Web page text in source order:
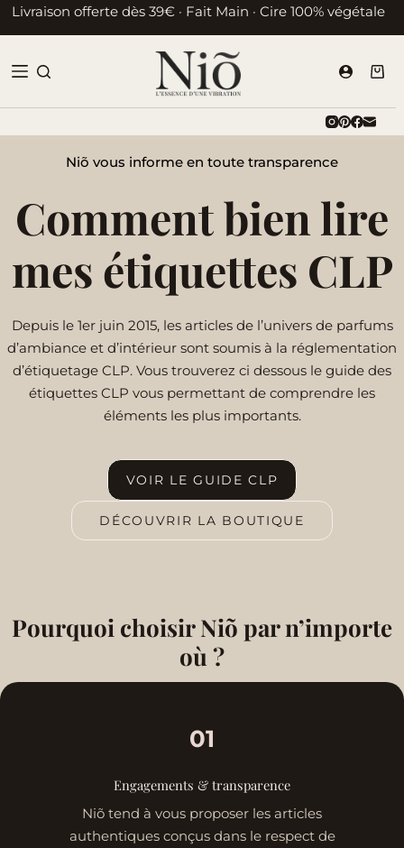
Passer
au
Livraison offerte dès 39€ · Fait Main · Cire 100% végétale
Niõ vous informe en toute transparence
Comment bien lire
mes étiquettes CLP
Depuis le 1er juin 2015, les articles de l’univers de parfums
d’ambiance et d’intérieur sont soumis à la réglementation
d’étiquetage CLP. Vous trouverez ci dessous le guide des
étiquettes CLP vous permettant de comprendre les
éléments les plus importants.
VOIR LE GUIDE CLP
DÉCOUVRIR LA BOUTIQUE
Pourquoi choisir Niõ par n’importe
où ?
01
Engagements & transparence
Niõ tend à vous proposer les articles
authentiques conçus dans le respect de